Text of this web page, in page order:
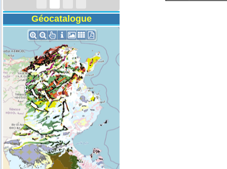
Géocatalogue